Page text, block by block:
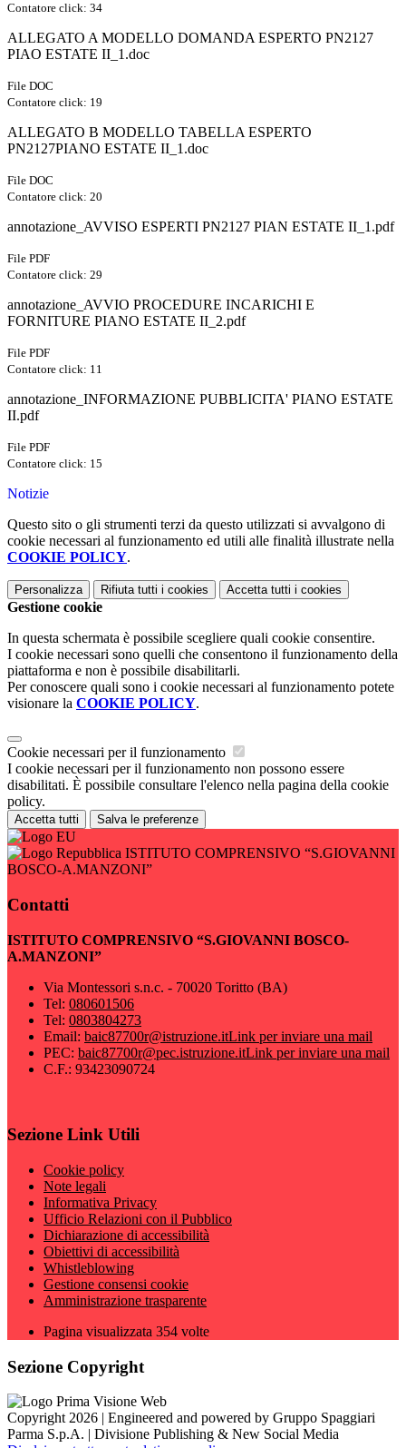
Contatore click: 34
ALLEGATO A MODELLO DOMANDA ESPERTO PN2127
PIAO ESTATE II_1.doc
File DOC
Contatore click: 19
ALLEGATO B MODELLO TABELLA ESPERTO
PN2127PIANO ESTATE II_1.doc
File DOC
Contatore click: 20
annotazione_AVVISO ESPERTI PN2127 PIAN ESTATE II_1.pdf
File PDF
Contatore click: 29
annotazione_AVVIO PROCEDURE INCARICHI E
FORNITURE PIANO ESTATE II_2.pdf
File PDF
Contatore click: 11
annotazione_INFORMAZIONE PUBBLICITA' PIANO ESTATE
II.pdf
File PDF
Contatore click: 15
Notizie
Questo sito o gli strumenti terzi da questo utilizzati si avvalgono di
cookie necessari al funzionamento ed utili alle finalità illustrate nella
COOKIE POLICY.
Personalizza Rifiuta tutti i cookies Accetta tutti i cookies
Gestione cookie
In questa schermata è possibile scegliere quali cookie consentire.
I cookie necessari sono quelli che consentono il funzionamento della
piattaforma e non è possibile disabilitarli.
Per conoscere quali sono i cookie necessari al funzionamento potete
visionare la COOKIE POLICY.
Cookie necessari per il funzionamento
I cookie necessari per il funzionamento non possono essere
disabilitati. È possibile consultare l'elenco nella pagina della cookie
policy.
Accetta tutti Salva le preferenze
ISTITUTO COMPRENSIVO “S.GIOVANNI
BOSCO-A.MANZONI”
Contatti
ISTITUTO COMPRENSIVO “S.GIOVANNI BOSCO-
A.MANZONI”
Via Montessori s.n.c. - 70020 Toritto (BA)
Tel: 080601506
Tel: 0803804273
Email: baic87700r@istruzione.itLink per inviare una mail
PEC: baic87700r@pec.istruzione.itLink per inviare una mail
C.F.: 93423090724
Sezione Link Utili
Cookie policy
Note legali
Informativa Privacy
Ufficio Relazioni con il Pubblico
Dichiarazione di accessibilità
Obiettivi di accessibilità
Whistleblowing
Gestione consensi cookie
Amministrazione trasparente
Pagina visualizzata 354 volte
Sezione Copyright
Copyright 2026 | Engineered and powered by Gruppo Spaggiari
Parma S.p.A. | Divisione Publishing & New Social Media